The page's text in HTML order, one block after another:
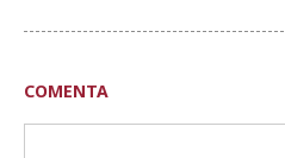
COMENTA